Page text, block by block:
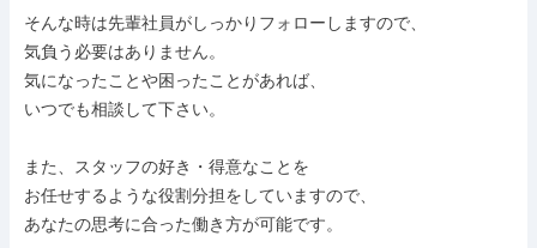
そんな時は先輩社員がしっかりフォローしますので、
気負う必要はありません。
気になったことや困ったことがあれば、
いつでも相談して下さい。
また、スタッフの好き・得意なことを
お任せするような役割分担をしていますので、
あなたの思考に合った働き方が可能です。